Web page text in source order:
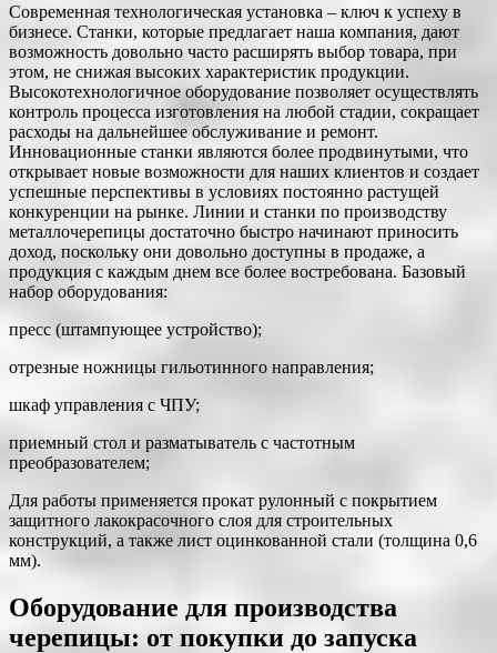
Современная технологическая установка – ключ к успеху в
бизнесе. Станки, которые предлагает наша компания, дают
возможность довольно часто расширять выбор товара, при
этом, не снижая высоких характеристик продукции.
Высокотехнологичное оборудование позволяет осуществлять
контроль процесса изготовления на любой стадии, сокращает
расходы на дальнейшее обслуживание и ремонт.
Инновационные станки являются более продвинутыми, что
открывает новые возможности для наших клиентов и создает
успешные перспективы в условиях постоянно растущей
конкуренции на рынке. Линии и станки по производству
металлочерепицы достаточно быстро начинают приносить
доход, поскольку они довольно доступны в продаже, а
продукция с каждым днем все более востребована. Базовый
набор оборудования:
пресс (штампующее устройство);
отрезные ножницы гильотинного направления;
шкаф управления с ЧПУ;
приемный стол и разматыватель с частотным
преобразователем;
Для работы применяется прокат рулонный с покрытием
защитного лакокрасочного слоя для строительных
конструкций, а также лист оцинкованной стали (толщина 0,6
мм).
Оборудование для производства
черепицы: от покупки до запуска